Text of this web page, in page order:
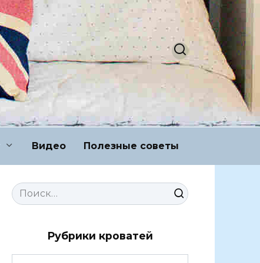
Видео Полезные советы
Search
for:
Рубрики кроватей